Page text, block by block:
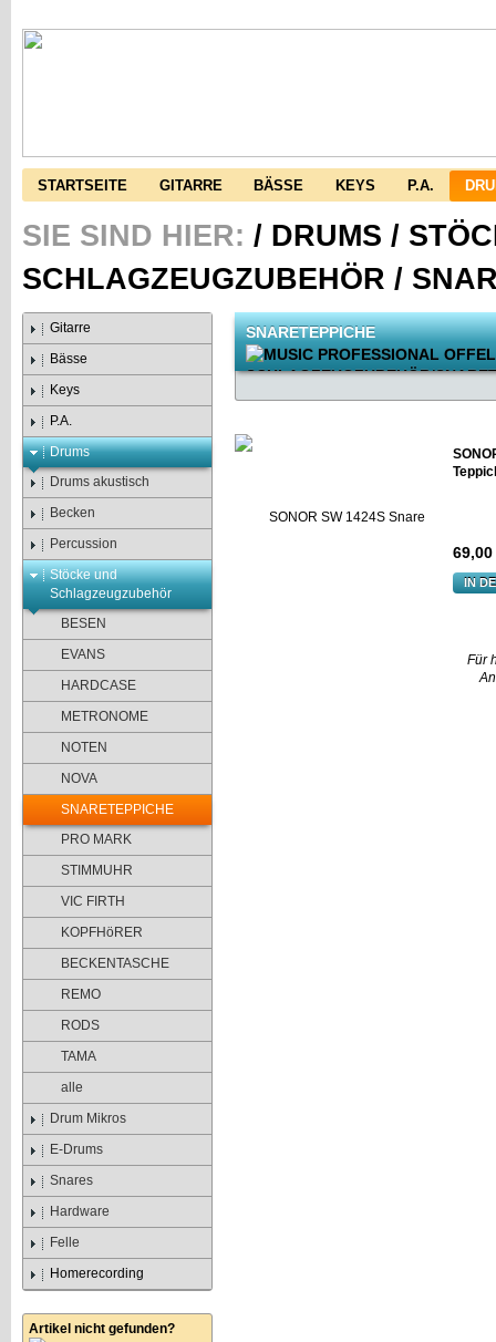
STARTSEITE GITARRE BÄSSE KEYS P.A.
SIE SIND HIER: / DRUMS /
SCHLAGZEUGZUBEHÖR /
Gitarre
Bässe
Keys
P.A.
Drums
Drums akustisch
Becken
Percussion
Stöcke und
Schlagzeugzubehör
BESEN
EVANS
HARDCASE
METRONOME
NOTEN
NOVA
SNARETEPPICHE
PRO MARK
STIMMUHR
VIC FIRTH
KOPFHöRER
BECKENTASCHE
REMO
RODS
TAMA
alle
Drum Mikros
E-Drums
Snares
Hardware
Felle
Homerecording
Artikel nicht gefunden?
SNARETEPPICHE
IN
Für